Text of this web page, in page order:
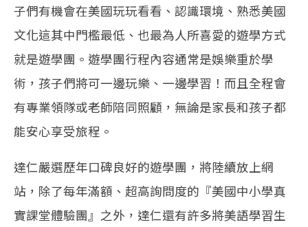
子們有機會在美國玩玩看看、認識環境、熟悉美國
文化這其中門檻最低、也最為人所喜愛的遊學方式
就是遊學團。遊學團行程內容通常是娛樂重於學
術，孩子們將可一邊玩樂、一邊學習！而且全程會
有專業領隊或老師陪同照顧，無論是家長和孩子都
能安心享受旅程。
達仁嚴選歷年口碑良好的遊學團，將陸續放上網
站，除了每年滿額、超高詢問度的『美國中小學真
實課堂體驗團』之外，達仁還有許多將美語學習生